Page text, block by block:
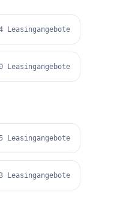
Leasingangebote
Leasingangebote
Leasingangebote
Leasingangebote